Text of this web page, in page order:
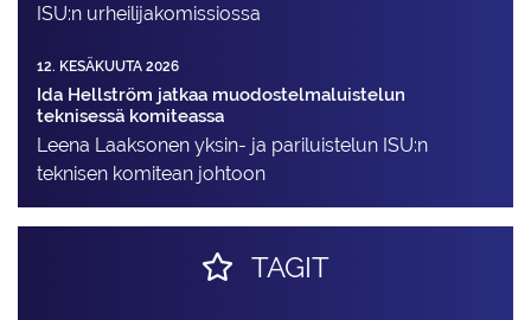
ISU:n urheilija­komissiossa
12. KESÄKUUTA 2026
Ida Hellström jatkaa muodostelmaluistelun
teknisessä komiteassa
Leena Laaksonen yksin- ja pariluistelun ISU:n
teknisen komitean johtoon
TAGIT